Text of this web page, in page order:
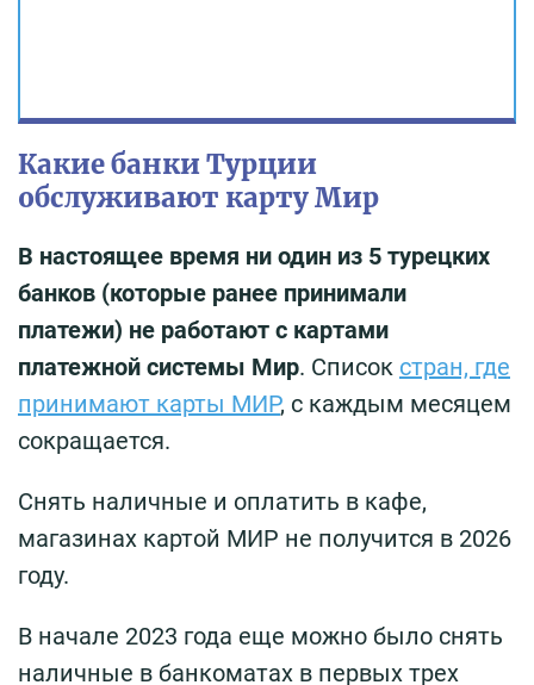
Какие банки Турции
обслуживают карту Мир
В настоящее время ни один из 5 турецких
банков (которые ранее принимали
платежи) не работают с картами
платежной системы Мир. Список стран, где
принимают карты МИР, с каждым месяцем
сокращается.
Снять наличные и оплатить в кафе,
магазинах картой МИР не получится в 2026
году.
В начале 2023 года еще можно было снять
наличные в банкоматах в первых трех